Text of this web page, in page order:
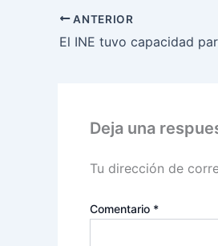
ANTERIOR
Deja una
Tu dirección de
Comentario *